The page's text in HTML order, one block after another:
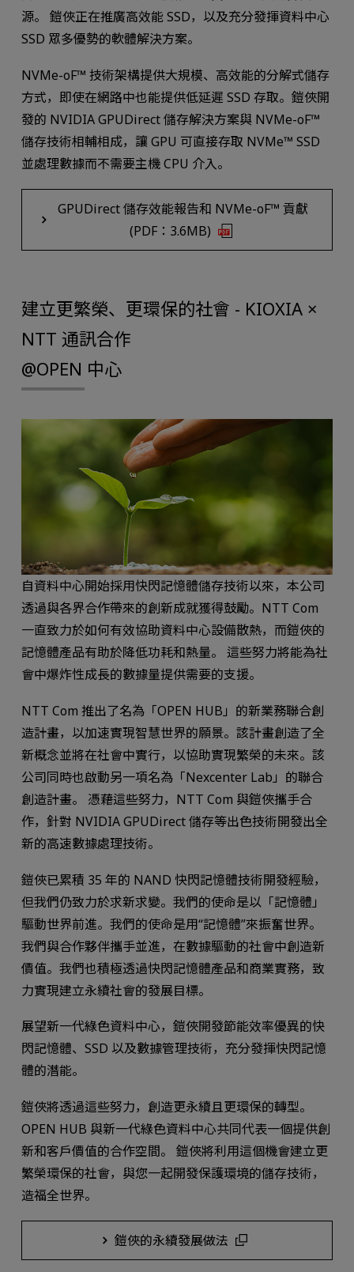
源。 鎧俠正在推廣高效能 SSD，以及充分發揮資料中心
SSD 眾多優勢的軟體解決方案。
NVMe-oF™ 技術架構提供大規模、高效能的分解式儲存
方式，即使在網路中也能提供低延遲 SSD 存取。鎧俠開
發的 NVIDIA GPUDirect 儲存解決方案與 NVMe-oF™
儲存技術相輔相成，讓 GPU 可直接存取 NVMe™ SSD
並處理數據而不需要主機 CPU 介入。
GPUDirect 儲存效能報告和 NVMe-oF™ 貢獻
(PDF：3.6MB)
建立更繁榮、更環保的社會 - KIOXIA ×
NTT 通訊合作
@OPEN 中心
自資料中心開始採用快閃記憶體儲存技術以來，本公司
透過與各界合作帶來的創新成就獲得鼓勵。NTT Com
一直致力於如何有效協助資料中心設備散熱，而鎧俠的
記憶體產品有助於降低功耗和熱量。 這些努力將能為社
會中爆炸性成長的數據量提供需要的支援。
NTT Com 推出了名為「OPEN HUB」的新業務聯合創
造計畫，以加速實現智慧世界的願景。該計畫創造了全
新概念並將在社會中實行，以協助實現繁榮的未來。該
公司同時也啟動另一項名為「Nexcenter Lab」的聯合
創造計畫。 憑藉這些努力，NTT Com 與鎧俠攜手合
作，針對 NVIDIA GPUDirect 儲存等出色技術開發出全
新的高速數據處理技術。
鎧俠已累積 35 年的 NAND 快閃記憶體技術開發經驗，
但我們仍致力於求新求變。我們的使命是以「記憶體」
驅動世界前進。我們的使命是用“記憶體”來振奮世界。
我們與合作夥伴攜手並進，在數據驅動的社會中創造新
價值。我們也積極透過快閃記憶體產品和商業實務，致
力實現建立永續社會的發展目標。
展望新一代綠色資料中心，鎧俠開發節能效率優異的快
閃記憶體、SSD 以及數據管理技術，充分發揮快閃記憶
體的潛能。
鎧俠將透過這些努力，創造更永續且更環保的轉型。
OPEN HUB 與新一代綠色資料中心共同代表一個提供創
新和客戶價值的合作空間。 鎧俠將利用這個機會建立更
繁榮環保的社會，與您一起開發保護環境的儲存技術，
造福全世界。
鎧俠的永續發展做法